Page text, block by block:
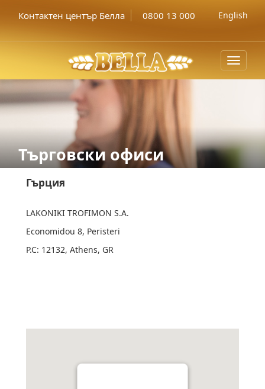
Контактен център Белла 0800 13 000 English
Toggle
Търговски офиси
Гърция
LAKONIKI TROFIMON S.A.
Economidou 8, Peristeri
P.C: 12132, Athens, GR